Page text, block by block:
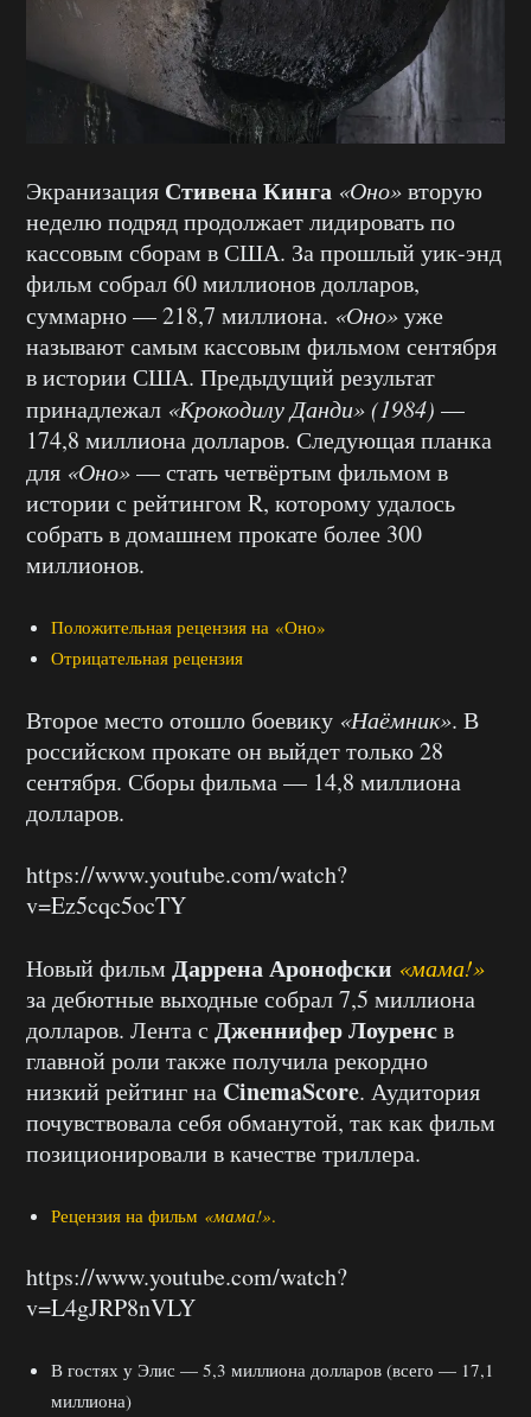
Экранизация Стивена Кинга «Оно»вторую
неделю подряд продолжает лидировать по
кассовым сборам в США. За прошлый уик-энд
фильм собрал 60 миллионов долларов,
суммарно — 218,7 миллиона. «Оно»уже
называют самым кассовым фильмом сентября
в истории США. Предыдущий результат
принадлежал «Крокодилу Данди» (1984) —
174,8 миллиона долларов. Следующая планка
для «Оно»— стать четвёртым фильмом в
истории с рейтингом R, которому удалось
собрать в домашнем прокате более 300
миллионов.
Положительная рецензия на «Оно»
Отрицательная рецензия
Второе место отошло боевику «Наёмник». В
российском прокате он выйдет только 28
сентября. Сборы фильма — 14,8 миллиона
долларов.
https://www.youtube.com/watch?
v=Ez5cqc5ocTY
Новый фильм Даррена Аронофски «мама!»
за дебютные выходные собрал 7,5 миллиона
долларов. Лента с Дженнифер Лоуренсв
главной роли также получила рекордно
низкий рейтинг на CinemaScore. Аудитория
почувствовала себя обманутой, так как фильм
позиционировали в качестве триллера.
Рецензия на фильм «мама!».
https://www.youtube.com/watch?
v=L4gJRP8nVLY
В гостях у Элис — 5,3 миллиона долларов (всего — 17,1
миллиона)